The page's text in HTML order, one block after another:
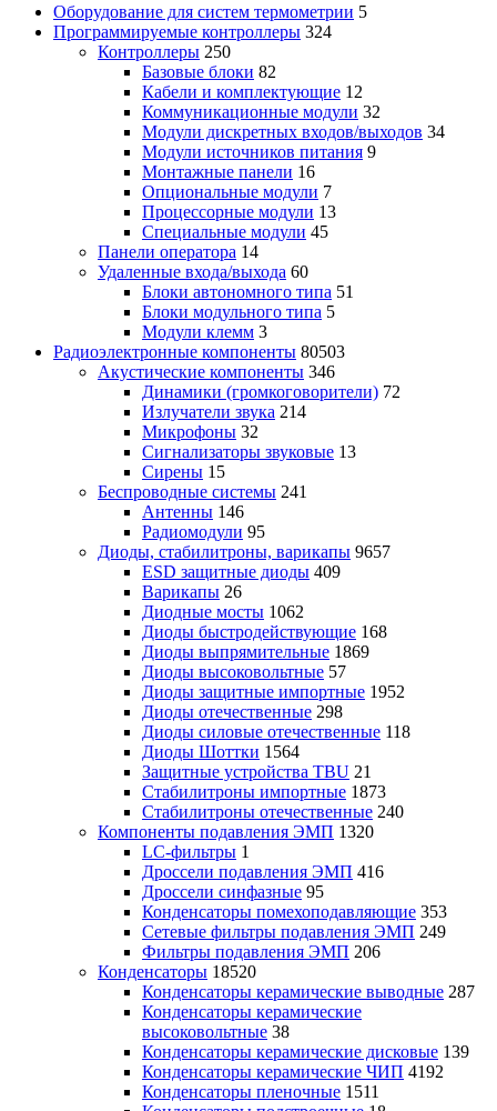
Оборудование для систем термометрии 5
Программируемые контроллеры 324
Контроллеры 250
Базовые блоки 82
Кабели и комплектующие 12
Коммуникационные модули 32
Модули дискретных входов/выходов 34
Модули источников питания 9
Монтажные панели 16
Опциональные модули 7
Процессорные модули 13
Специальные модули 45
Панели оператора 14
Удаленные входа/выхода 60
Блоки автономного типа 51
Блоки модульного типа 5
Модули клемм 3
Радиоэлектронные компоненты 80503
Акустические компоненты 346
Динамики (громкоговорители) 72
Излучатели звука 214
Микрофоны 32
Сигнализаторы звуковые 13
Сирены 15
Беспроводные системы 241
Антенны 146
Радиомодули 95
Диоды, стабилитроны, варикапы 9657
ESD защитные диоды 409
Варикапы 26
Диодные мосты 1062
Диоды быстродействующие 168
Диоды выпрямительные 1869
Диоды высоковольтные 57
Диоды защитные импортные 1952
Диоды отечественные 298
Диоды силовые отечественные 118
Диоды Шоттки 1564
Защитные устройства TBU 21
Стабилитроны импортные 1873
Стабилитроны отечественные 240
Компоненты подавления ЭМП 1320
LC-фильтры 1
Дроссели подавления ЭМП 416
Дроссели синфазные 95
Конденсаторы помехоподавляющие 353
Сетевые фильтры подавления ЭМП 249
Фильтры подавления ЭМП 206
Конденсаторы 18520
Конденсаторы керамические выводные 287
Конденсаторы керамические
высоковольтные 38
Конденсаторы керамические дисковые 139
Конденсаторы керамические ЧИП 4192
Конденсаторы пленочные 1511